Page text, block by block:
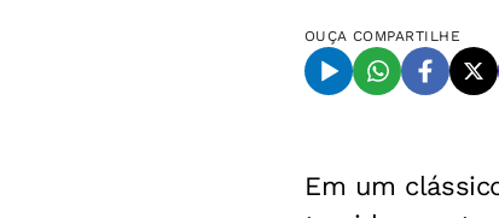
OUÇA COMPARTILHE
Em um